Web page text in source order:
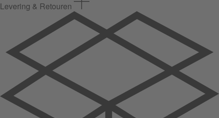
Levering & Retouren